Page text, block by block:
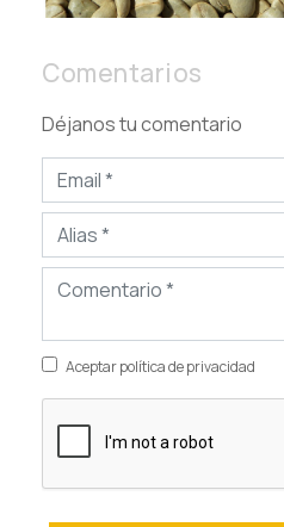
Comentarios
Déjanos tu comentario
Aceptar política de privacidad